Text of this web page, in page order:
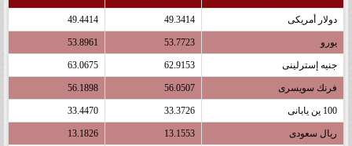
دولار أمريكى 49.3414
49.4414
يورو 53.7723
53.8961
جنيه إسترلينى 62.9153
63.0675
فرنك سويسرى 56.0507
56.1898
100 ين يابانى 33.3726
33.4470
ريال سعودى 13.1553
13.1826